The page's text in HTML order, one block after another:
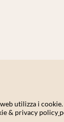
utilizza i cookie.
& privacy policy